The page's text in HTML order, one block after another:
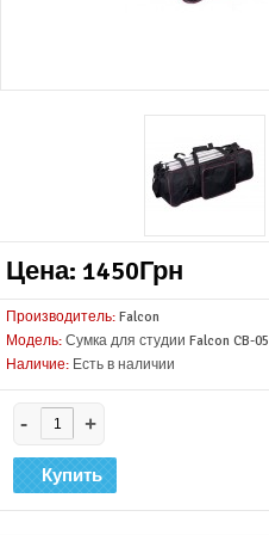
Цена: 1450Грн
Производитель: Falcon
Модель: Сумка для студии Falcon CB-05
Наличие: Есть в наличии
- +